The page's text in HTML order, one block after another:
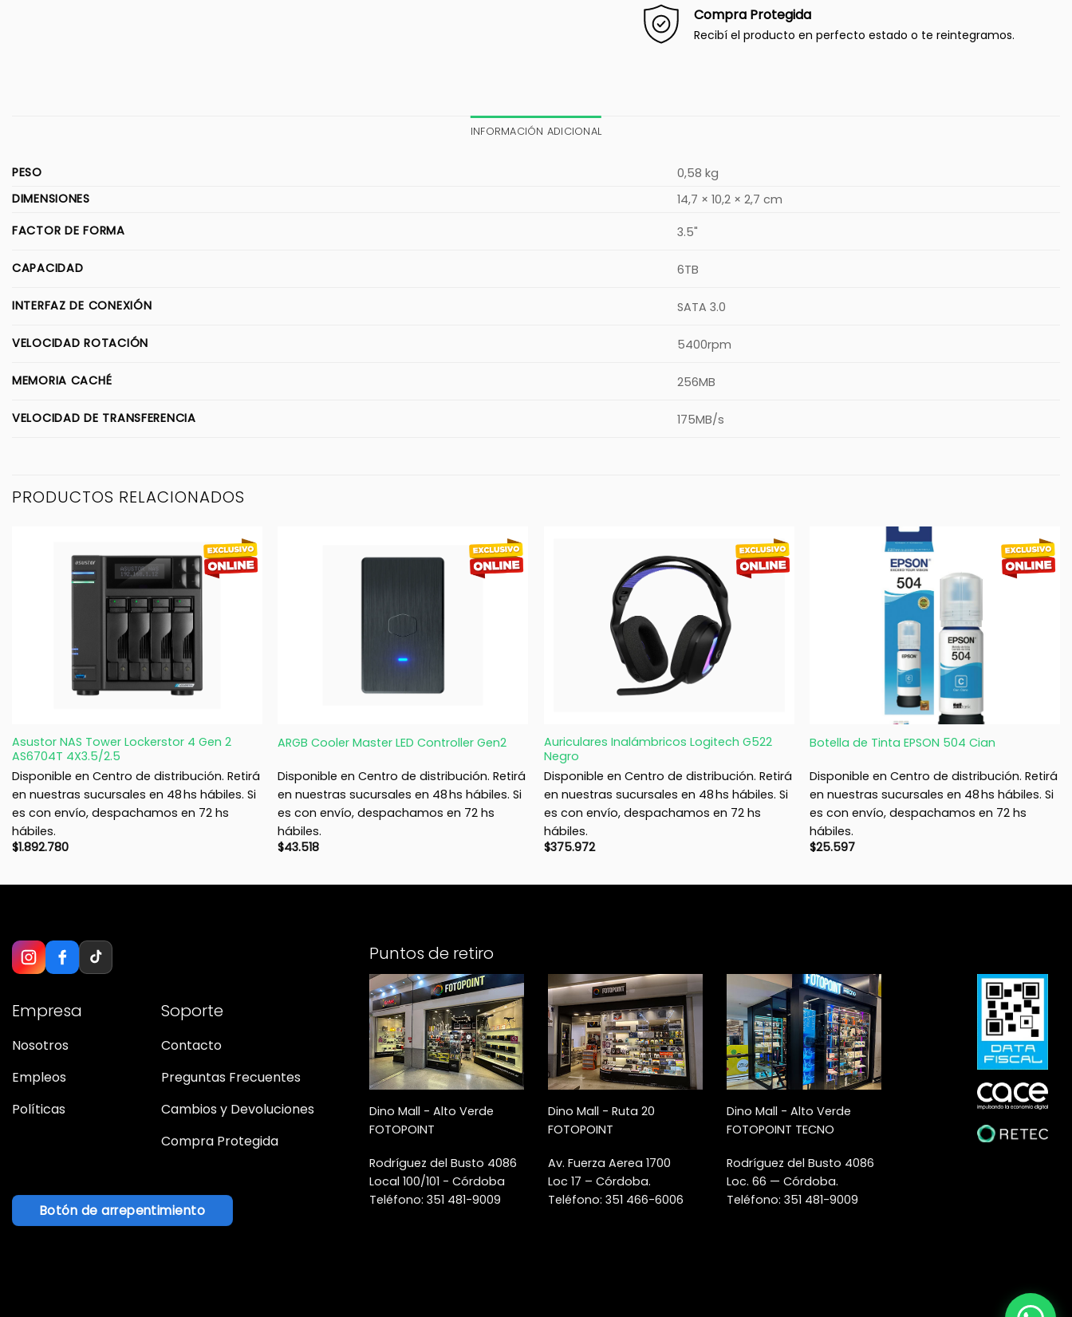
Compra Protegida
Recibí el producto en perfecto estado o te reintegramos.
INFORMACIÓN ADICIONAL
PESO
0,58 kg
DIMENSIONES
14,7 × 10,2 × 2,7 cm
FACTOR DE FORMA
3.5"
CAPACIDAD 6TB
INTERFAZ DE CONEXIÓN SATA 3.0
VELOCIDAD ROTACIÓN 5400rpm
MEMORIA CACHÉ 256MB
VELOCIDAD DE TRANSFERENCIA 175MB/s
PRODUCTOS RELACIONADOS
Asustor NAS Tower Lockerstor 4 Gen 2
AS6704T 4X3.5/2.5
Disponible en Centro de distribución. Retirá
en nuestras sucursales en 48 hs hábiles. Si
es con envío, despachamos en 72 hs
hábiles.
$1.892.780
ARGB Cooler Master LED Controller Gen2
Disponible en Centro de distribución. Retirá
en nuestras sucursales en 48 hs hábiles. Si
es con envío, despachamos en 72 hs
hábiles.
$43.518
Auriculares Inalámbricos Logitech G522
Negro
Disponible en Centro de distribución. Retirá
en nuestras sucursales en 48 hs hábiles. Si
es con envío, despachamos en 72 hs
hábiles.
$375.972
Botella de Tinta EPSON 504 Cian
Disponible en Centro de distribución. Retirá
en nuestras sucursales en 48 hs hábiles. Si
es con envío, despachamos en 72 hs
hábiles.
$25.597
Empresa
Nosotros
Empleos
Políticas
Soporte
Contacto
Preguntas Frecuentes
Cambios y Devoluciones
Compra Protegida
Botón de arrepentimiento
Puntos de retiro
Dino Mall - Alto Verde
FOTOPOINT
Rodríguez del Busto 4086
Local 100/101 - Córdoba
Teléfono: 351 481-9009
Dino Mall - Ruta 20
FOTOPOINT
Av. Fuerza Aerea 1700
Loc 17 – Córdoba.
Teléfono: 351 466-6006
Dino Mall - Alto Verde
FOTOPOINT TECNO
Rodríguez del Busto 4086
Loc. 66 — Córdoba.
Teléfono: 351 481-9009